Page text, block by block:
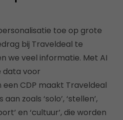
toe op grote
bij Traveldeal te
we veel informatie. Met AI
data voor
CDP maakt Traveldeal
zoals ‘solo’, ‘stellen’,
en ‘cultuur’, die worden